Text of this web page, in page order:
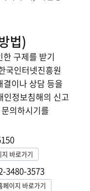
법)
구제를 받기
국인터넷진흥원
이나 상담 등을
인정보침해의 신고
의하시기를
바로가기
3480-3573
페이지 바로가기